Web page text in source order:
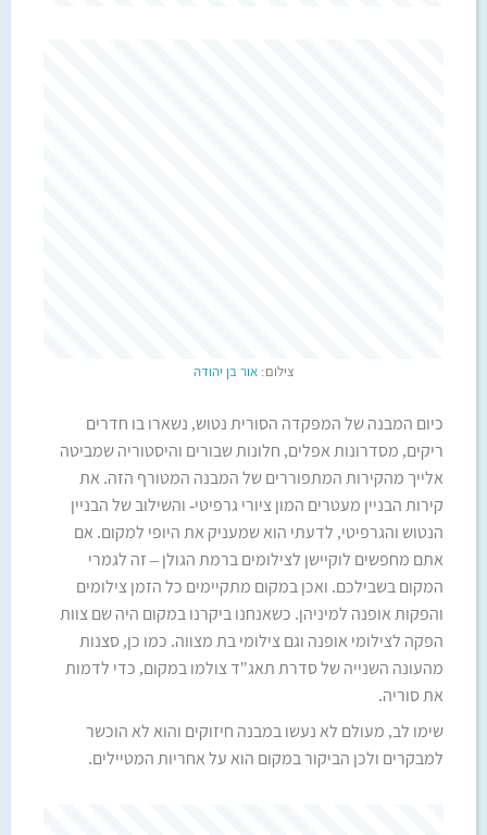
צילום:אור בן יהודה
כיום המבנה של המפקדה הסורית נטוש, נשארו בו חדרים
ריקים, מסדרונות אפלים, חלונות שבורים והיסטוריה שמביטה
אלייך מהקירות המתפוררים של המבנה המטורף הזה. את
קירות הבניין מעטרים המון ציורי גרפיטי- והשילוב של הבניין
הנטוש והגרפיטי, לדעתי הוא שמעניק את היופי למקום. אם
אתם מחפשים לוקיישן לצילומים ברמת הגולן – זה לגמרי
המקום בשבילכם. ואכן במקום מתקיימים כל הזמן צילומים
והפקות אופנה למיניהן. כשאנחנו ביקרנו במקום היה שם צוות
הפקה לצילומי אופנה וגם צילומי בת מצווה. כמו כן, סצנות
מהעונה השנייה של סדרת תאג"ד צולמו במקום, כדי לדמות
את סוריה.
שימו לב, מעולם לא נעשו במבנה חיזוקים והוא לא הוכשר
למבקרים ולכן הביקור במקום הוא על אחריות המטיילים.